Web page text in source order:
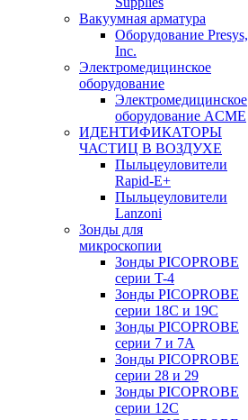
Вакуумная арматура
Оборудование Presys,
Inc.
Электромедицинское
оборудование
Электромедицинское
оборудование ACME
ИДЕНТИФИКАТОРЫ
ЧАСТИЦ В ВОЗДУХЕ
Пыльцеуловители
Rapid-E+
Пыльцеуловители
Lanzoni
Зонды для
микроскопии
Зонды PICOPROBE
серии T-4
Зонды PICOPROBE
серии 18C и 19C
Зонды PICOPROBE
серии 7 и 7A
Зонды PICOPROBE
серии 28 и 29
Зонды PICOPROBE
серии 12C